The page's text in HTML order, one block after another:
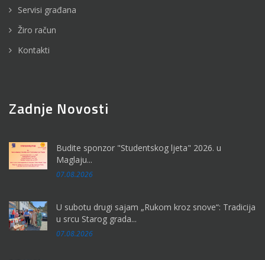
Servisi građana
Žiro račun
Kontakti
Zadnje Novosti
Budite sponzor "Studentskog ljeta" 2026. u
Maglaju...
07.08.2026
U subotu drugi sajam „Rukom kroz snove“: Tradicija
u srcu Starog grada...
07.08.2026